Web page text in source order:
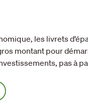
les livrets
montant pour
pas à